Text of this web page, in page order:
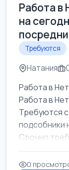
Работа в
на
Требуются
Натания
Работа в
Работа в
Требуются
подсобники
Срочно
0